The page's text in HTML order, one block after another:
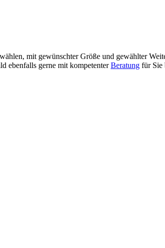
mit gewünschter Größe und gewählter
ebenfalls gerne mit kompetenterBeratung für Sie